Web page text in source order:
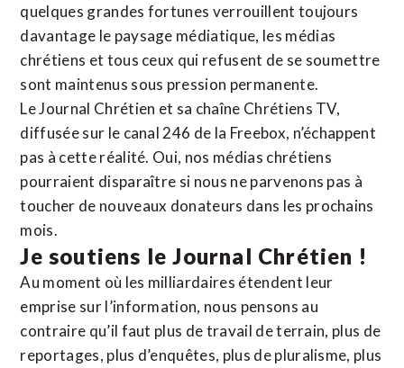
quelques grandes fortunes verrouillent toujours
davantage le paysage médiatique, les médias
chrétiens et tous ceux qui refusent de se soumettre
sont maintenus sous pression permanente.
Le Journal Chrétien et sa chaîne Chrétiens TV,
diffusée sur le canal 246 de la Freebox, n’échappent
pas à cette réalité. Oui, nos médias chrétiens
pourraient disparaître si nous ne parvenons pas à
toucher de nouveaux donateurs dans les prochains
mois.
Je soutiens le Journal Chrétien !
Au moment où les milliardaires étendent leur
emprise sur l’information, nous pensons au
contraire qu’il faut plus de travail de terrain, plus de
reportages, plus d’enquêtes, plus de pluralisme, plus